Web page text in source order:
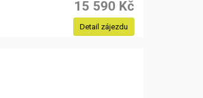
15 590 Kč
Detail zájezdu